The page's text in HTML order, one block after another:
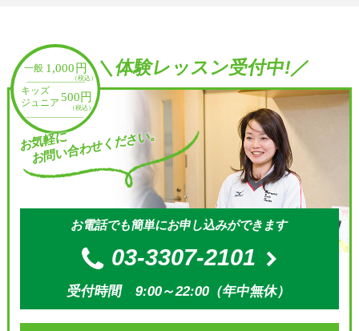
＼体験レッスン受付中!／
お気軽に
お問い合わせください。
お電話でも簡単にお申し込みができます
03-3307-2101
受付時間 9:00～22:00（年中無休）